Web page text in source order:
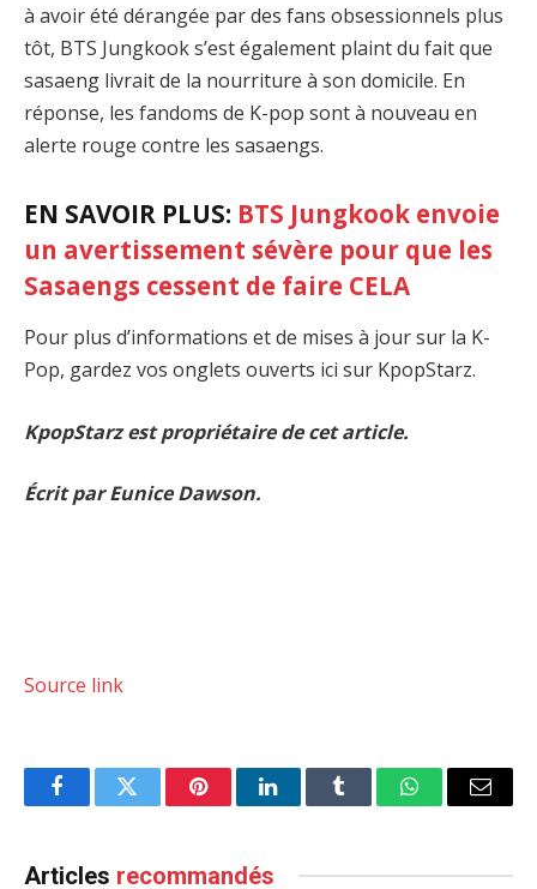
à avoir été dérangée par des fans obsessionnels plus
tôt, BTS Jungkook s’est également plaint du fait que
sasaeng livrait de la nourriture à son domicile. En
réponse, les fandoms de K-pop sont à nouveau en
alerte rouge contre les sasaengs.
EN SAVOIR PLUS: BTS Jungkook envoie
un avertissement sévère pour que les
Sasaengs cessent de faire CELA
Pour plus d’informations et de mises à jour sur la K-
Pop, gardez vos onglets ouverts ici sur KpopStarz.
KpopStarz est propriétaire de cet article.
Écrit par Eunice Dawson.
Source link
FacebookTwitter PinterestLinkedInTumblr WhatsAppEmail
Articles recommandés